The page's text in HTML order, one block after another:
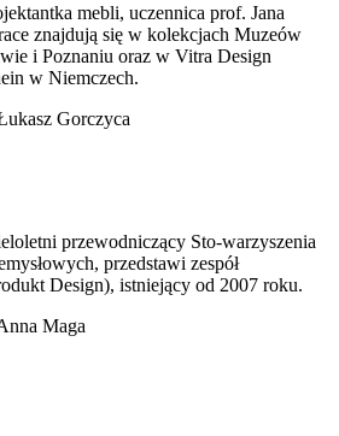
mebli, uczennica prof. Jana
znajdują się w kolekcjach Muzeów
i Poznaniu oraz w Vitra Design
w Niemczech.
Gorczyca
przewodniczący Sto-warzyszenia
przedstawi zespół
Design), istniejący od 2007 roku.
Maga